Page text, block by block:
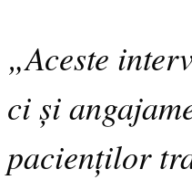
„Aceste
ci și
pacienților